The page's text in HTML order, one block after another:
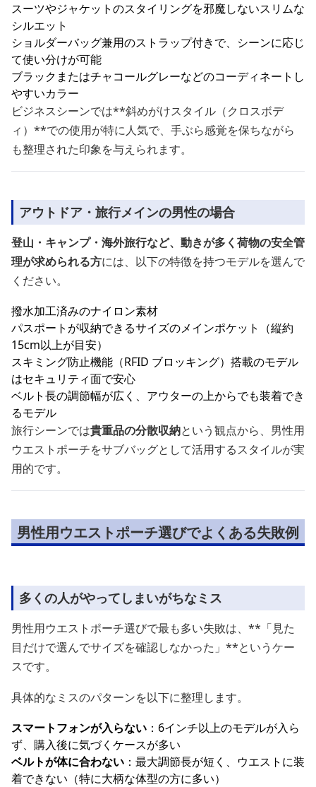
スーツやジャケットのスタイリングを邪魔しないスリムな
シルエット
ショルダーバッグ兼用のストラップ付きで、シーンに応じ
て使い分けが可能
ブラックまたはチャコールグレーなどのコーディネートし
やすいカラー
ビジネスシーンでは**斜めがけスタイル（クロスボデ
ィ）**での使用が特に人気で、手ぶら感覚を保ちながら
も整理された印象を与えられます。
アウトドア・旅行メインの男性の場合
登山・キャンプ・海外旅行など、動きが多く荷物の安全管
理が求められる方には、以下の特徴を持つモデルを選んで
ください。
撥水加工済みのナイロン素材
パスポートが収納できるサイズのメインポケット（縦約
15cm以上が目安）
スキミング防止機能（RFID ブロッキング）搭載のモデル
はセキュリティ面で安心
ベルト長の調節幅が広く、アウターの上からでも装着でき
るモデル
旅行シーンでは貴重品の分散収納という観点から、男性用
ウエストポーチをサブバッグとして活用するスタイルが実
用的です。
男性用ウエストポーチ選びでよくある失敗例
多くの人がやってしまいがちなミス
男性用ウエストポーチ選びで最も多い失敗は、**「見た
目だけで選んでサイズを確認しなかった」**というケー
スです。
具体的なミスのパターンを以下に整理します。
スマートフォンが入らない ：6インチ以上のモデルが入ら
ず、購入後に気づくケースが多い
ベルトが体に合わない ：最大調節長が短く、ウエストに装
着できない（特に大柄な体型の方に多い）